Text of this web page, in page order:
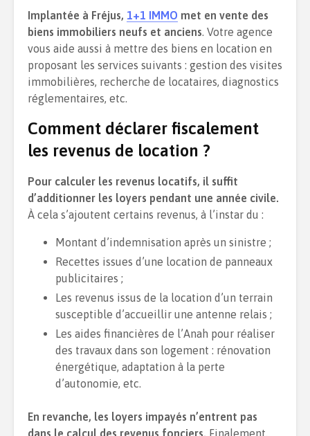
Implantée à Fréjus, 1+1 IMMO met en vente des
biens immobiliers neufs et anciens. Votre agence
vous aide aussi à mettre des biens en location en
proposant les services suivants : gestion des visites
immobilières, recherche de locataires, diagnostics
réglementaires, etc.
Comment déclarer fiscalement
les revenus de location ?
Pour calculer les revenus locatifs, il suffit
d’additionner les loyers pendant une année civile.
À cela s’ajoutent certains revenus, à l’instar du :
Montant d’indemnisation après un sinistre ;
Recettes issues d’une location de panneaux
publicitaires ;
Les revenus issus de la location d’un terrain
susceptible d’accueillir une antenne relais ;
Les aides financières de l’Anah pour réaliser
des travaux dans son logement : rénovation
énergétique, adaptation à la perte
d’autonomie, etc.
En revanche, les loyers impayés n’entrent pas